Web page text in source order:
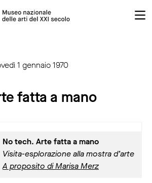
1 gennaio 1970
fatta a mano
No tech. Arte fatta a mano
Visita-esplorazione alla mostra d’arte
A proposito di Marisa Merz